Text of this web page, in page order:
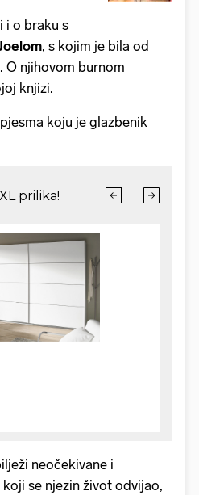
i o braku s
, s kojim je bila od
O njihovom burnom
knjizi.
koju je glazbenik
neočekivane i
se njezin život odvijao,